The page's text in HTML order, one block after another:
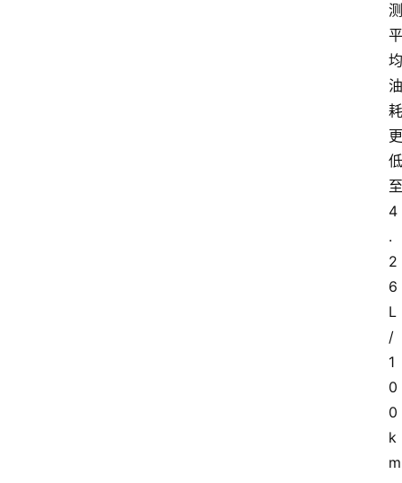
测
平
均
油
耗
更
低
至
4
.
2
6
L
/
1
0
0
k
m